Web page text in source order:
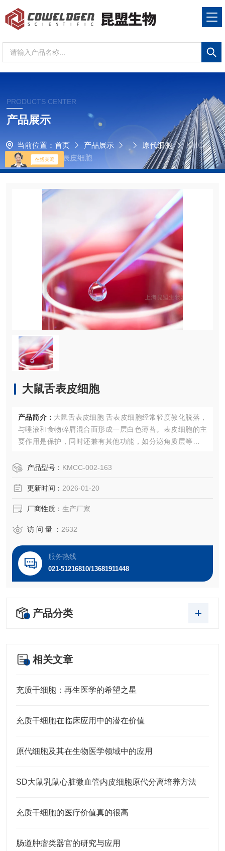
PRODUCTS CENTER
产品展示
当前位置： 首页 产品展示 原代细胞
KMC
C-002-163大鼠舌表皮细胞
大鼠舌表皮细胞
产品简介： 大鼠舌表皮细胞 舌表皮细胞经常轻度教化脱落，
与唾液和食物碎屑混合而形成一层白色薄苔。表皮细胞的主
要作用是保护，同时还兼有其他功能，如分泌角质层等，具
产品型号： KMCC-002-163
更新时间： 2026-01-20
厂商性质： 生产厂家
访 问 量 ： 2632
服务热线
021-51216810/13681911448
产品分类
相关文章
充质干细胞：再生医学的希望之星
充质干细胞在临床应用中的潜在价值
原代细胞及其在生物医学领域中的应用
SD大鼠乳鼠心脏微血管内皮细胞原代分离培养方法
充质干细胞的医疗价值真的很高
肠道肿瘤类器官的研究与应用